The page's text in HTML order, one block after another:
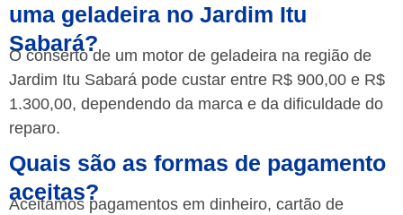
uma geladeira no Jardim Itu
Sabará?
O conserto de um motor de geladeira na região de
Jardim Itu Sabará pode custar entre R$ 900,00 e R$
1.300,00, dependendo da marca e da dificuldade do
reparo.
Quais são as formas de pagamento
aceitas?
Aceitamos pagamentos em dinheiro, cartão de